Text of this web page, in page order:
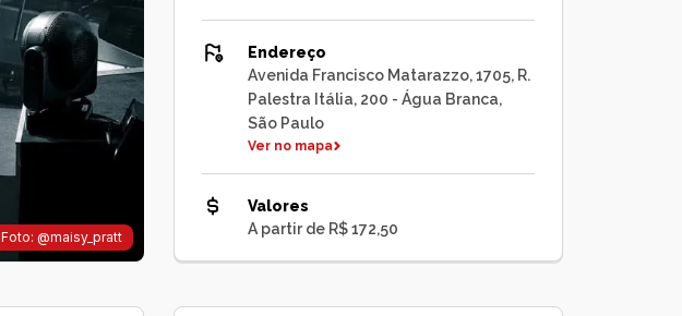
Foto: @maisy_pratt
Endereço
Avenida Francisco Matarazzo, 1705, R.
Palestra Itália, 200 - Água Branca,
São Paulo
Ver no mapa
Valores
A partir de R$ 172,50